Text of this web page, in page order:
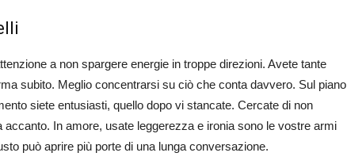
a non spargere energie in troppe direzioni. Avete tante
subito. Meglio concentrarsi su ciò che conta davvero. Sul piano
siete entusiasti, quello dopo vi stancate. Cercate di non
In amore, usate leggerezza e ironia sono le vostre armi
può aprire più porte di una lunga conversazione.